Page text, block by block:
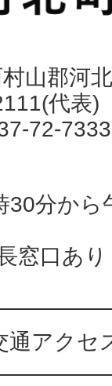
山郡河
代表)
72-7333
30分か
窓口あり
通アクセ